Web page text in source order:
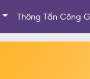
Thông Tấn Công